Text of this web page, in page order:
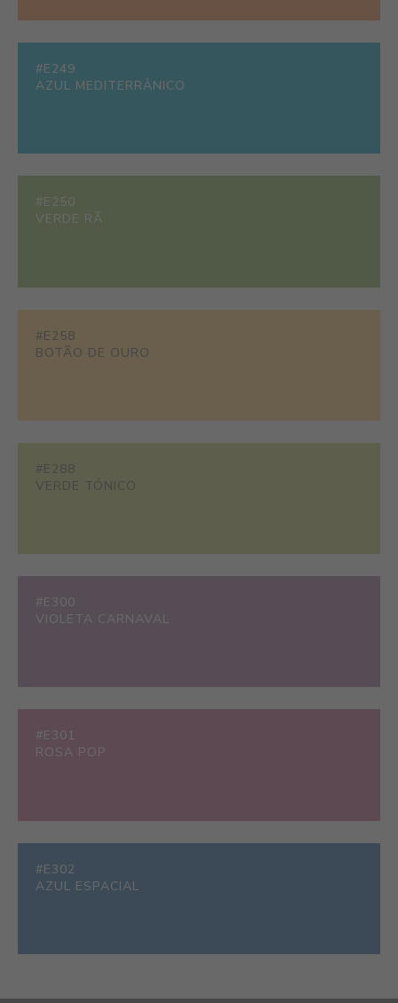
#E249
AZUL MEDITERRÂNICO
#E250
VERDE RÃ
#E258
BOTÃO DE OURO
#E288
VERDE TÓNICO
#E300
VIOLETA CARNAVAL
#E301
ROSA POP
#E302
AZUL ESPACIAL